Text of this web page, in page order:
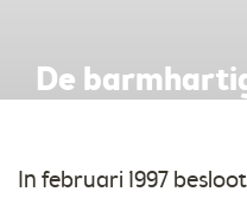
​De
In februari 1997